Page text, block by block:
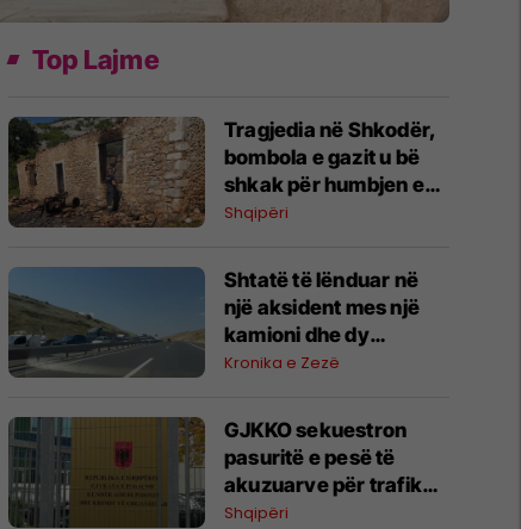
Top Lajme
Tragjedia në Shkodër,
bombola e gazit u bë
shkak për humbjen e
jetës së nënës dhe dy
Shqipëri
Shtatë të lënduar në
një aksident mes një
kamioni dhe dy
veturave në
Rugova”
Kronika e Zezë
GJKKO sekuestron
pasuritë e pesë të
akuzuarve për trafik
droge, bllokohen
Shqipëri